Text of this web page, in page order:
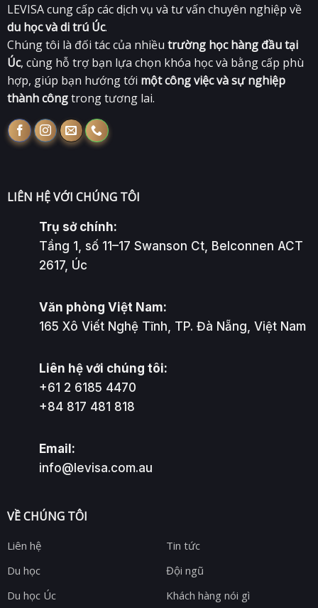
LEVISA cung cấp các dịch vụ và tư vấn chuyên nghiệp về
du học và di trú Úc.
Chúng tôi là đối tác của nhiều trường học hàng đầu tại
Úc, cùng hỗ trợ bạn lựa chọn khóa học và bằng cấp phù
hợp, giúp bạn hướng tới một công việc và sự nghiệp
thành côngtrong tương lai.
LIÊN HỆ VỚI CHÚNG TÔI
Trụ sở chính:
Tầng 1, số 11–17 Swanson Ct, Belconnen ACT
2617, Úc
Văn phòng Việt Nam:
165 Xô Viết Nghệ Tĩnh, TP. Đà Nẵng, Việt Nam
Liên hệ với chúng tôi:
+61 2 6185 4470
+84 817 481 818
Email:
info@levisa.com.au
VỀ CHÚNG TÔI
Liên hệ
Du học
Du học Úc
Tin tức
Đội ngũ
Khách hàng nói gì